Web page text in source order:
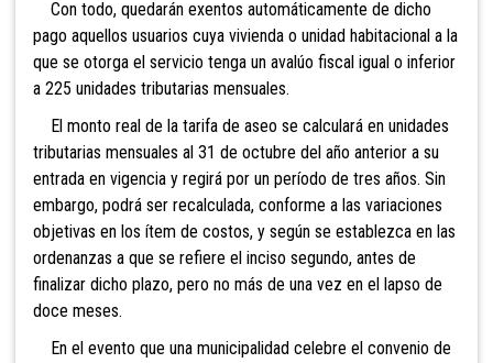
Con todo, quedarán exentos automáticamente de dicho
pago aquellos usuarios cuya vivienda o unidad habitacional a la
que se otorga el servicio tenga un avalúo fiscal igual o inferior
a 225 unidades tributarias mensuales.
El monto real de la tarifa de aseo se calculará en unidades
tributarias mensuales al 31 de octubre del año anterior a su
entrada en vigencia y regirá por un período de tres años. Sin
embargo, podrá ser recalculada, conforme a las variaciones
objetivas en los ítem de costos, y según se establezca en las
ordenanzas a que se refiere el inciso segundo, antes de
finalizar dicho plazo, pero no más de una vez en el lapso de
doce meses.
En el evento que una municipalidad celebre el convenio de